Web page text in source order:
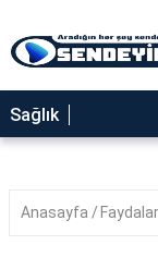
SAĞLIK
NEDİR
YEMEK
Sağlık
Anasayfa